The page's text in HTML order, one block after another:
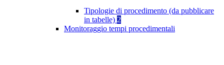
Tipologie di procedimento (da pubblicare
in tabelle) 2
Monitoraggio tempi procedimentali